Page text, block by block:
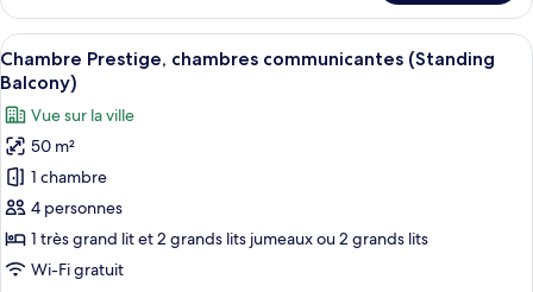
LAC
Duplex
Suite)
Duplex
Signature
(du
LAC
Suite)
Afficher
toutes
les
photos
pour
ce
type
de
chambre :
Une chambre d’hôtel avec un
8
Chambre Prestige, chambres communicantes (Standing
Balcony)
Vue sur la ville
50 m²
1 chambre
4 personnes
1 très grand lit et 2 grands lits jumeaux ou 2 grands lits
Wi-Fi gratuit